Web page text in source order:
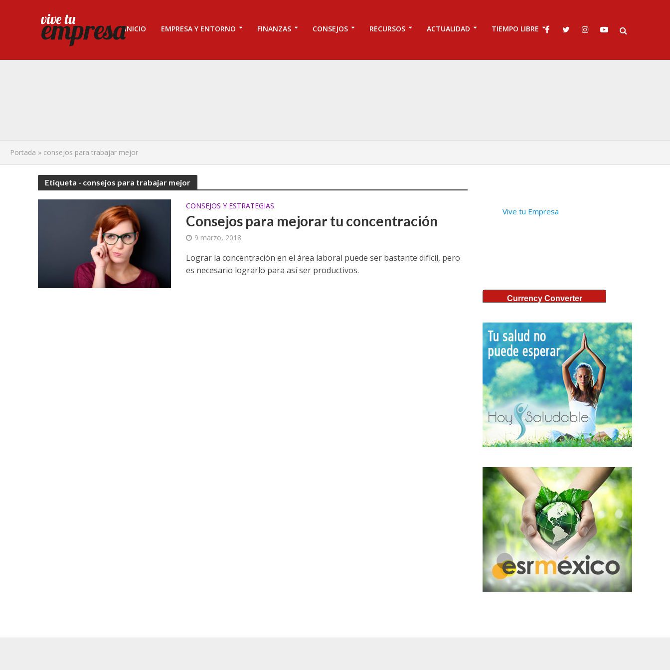
INICIO EMPRESA Y ENTORNO FINANZAS CONSEJOS RECURSOS ACTUALIDAD TIEMPO LIBRE
Portada » consejos para trabajar mejor
Etiqueta - consejos para trabajar mejor
CONSEJOS Y ESTRATEGIAS
Consejos para mejorar tu concentración
9 marzo, 2018
Lograr la concentración en el área laboral puede ser bastante difícil, pero
es necesario lograrlo para así ser productivos.
Vive tu Empresa
Currency Converter